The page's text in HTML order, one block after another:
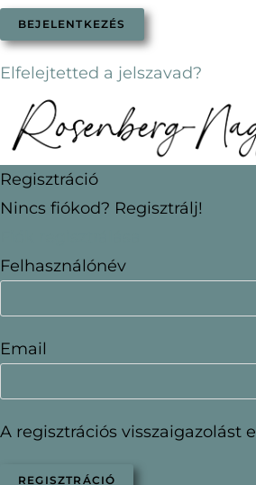
Elfelejtetted a jelszavad?
Regisztráció
Nincs fiókod? Regisztrálj!
Felhasználónév
Email
A regisztrációs visszaigazolást